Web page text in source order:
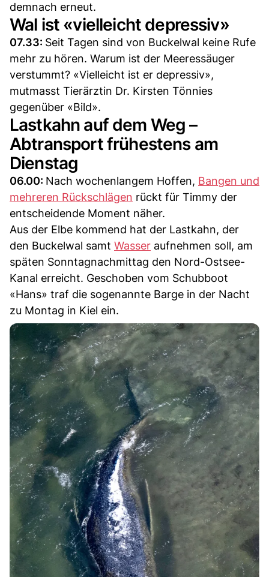
demnach erneut.
Wal ist «vielleicht depressiv»
07.33: Seit Tagen sind von Buckelwal keine Rufe
mehr zu hören. Warum ist der Meeressäuger
verstummt? «Vielleicht ist er depressiv»,
mutmasst Tierärztin Dr. Kirsten Tönnies
gegenüber «Bild».
Lastkahn auf dem Weg –
Abtransport frühestens am
Dienstag
06.00: Nach wochenlangem Hoffen, Bangen und
mehreren Rückschlägen rückt für Timmy der
entscheidende Moment näher.
Aus der Elbe kommend hat der Lastkahn, der
den Buckelwal samt Wasser aufnehmen soll, am
späten Sonntagnachmittag den Nord-Ostsee-
Kanal erreicht. Geschoben vom Schubboot
«Hans» traf die sogenannte Barge in der Nacht
zu Montag in Kiel ein.